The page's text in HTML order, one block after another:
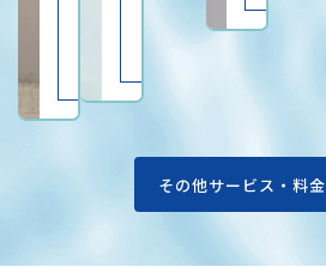
その他サービス・料金